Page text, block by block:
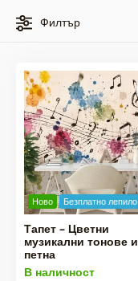
Филтър
Ново Безплатно лепило
Тапет – Цветни
музикални тонове и
петна
В наличност